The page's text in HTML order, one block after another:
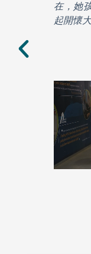
在，她
起開懷大